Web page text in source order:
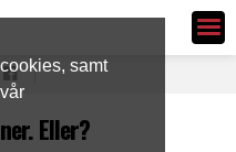
samt
Eller?